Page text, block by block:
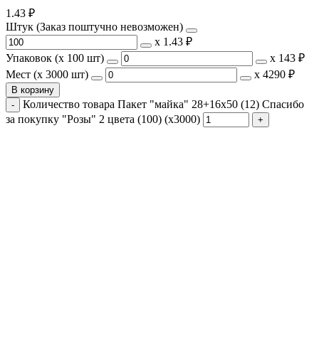
1.43 ₽
Штук (Заказ поштучно невозможен)
х 1.43 ₽
Упаковок (x 100 шт)
х 143 ₽
Мест (x 3000 шт)
х 4290 ₽
В корзину
Количество товара Пакет "майка" 28+16х50 (12) Спасибо
за покупку "Розы" 2 цвета (100) (х3000)